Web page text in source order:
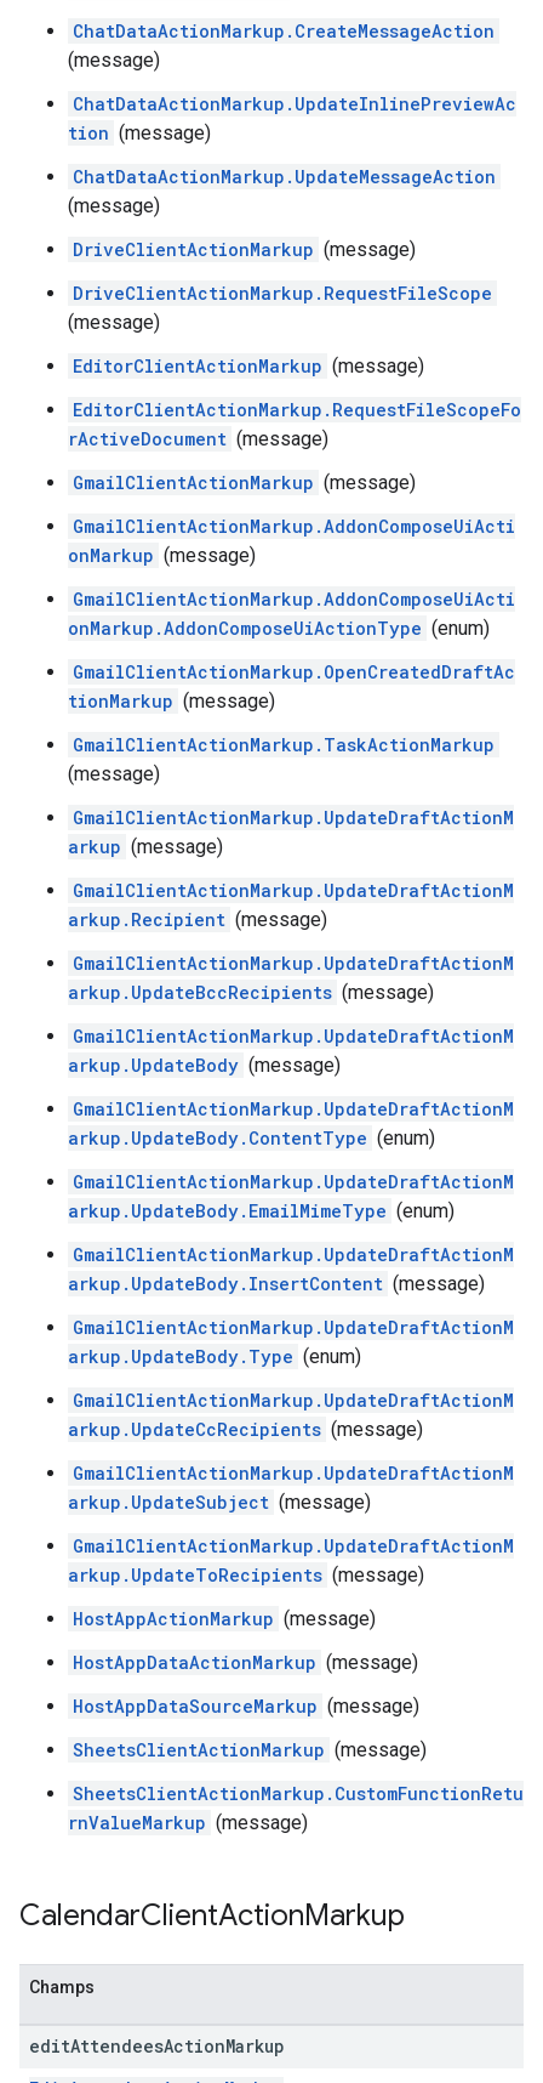
ChatDataActionMarkup.CreateMessageAction
(message)
ChatDataActionMarkup.UpdateInlinePreviewAc
tion (message)
ChatDataActionMarkup.UpdateMessageAction
(message)
DriveClientActionMarkup (message)
DriveClientActionMarkup.RequestFileScope
(message)
EditorClientActionMarkup (message)
EditorClientActionMarkup.RequestFileScopeFo
rActiveDocument (message)
GmailClientActionMarkup (message)
GmailClientActionMarkup.AddonComposeUiActi
onMarkup (message)
GmailClientActionMarkup.AddonComposeUiActi
onMarkup.AddonComposeUiActionType (enum)
GmailClientActionMarkup.OpenCreatedDraftAc
tionMarkup (message)
GmailClientActionMarkup.TaskActionMarkup
(message)
GmailClientActionMarkup.UpdateDraftActionM
arkup (message)
GmailClientActionMarkup.UpdateDraftActionM
arkup.Recipient (message)
GmailClientActionMarkup.UpdateDraftActionM
arkup.UpdateBccRecipients (message)
GmailClientActionMarkup.UpdateDraftActionM
arkup.UpdateBody (message)
GmailClientActionMarkup.UpdateDraftActionM
arkup.UpdateBody.ContentType (enum)
GmailClientActionMarkup.UpdateDraftActionM
arkup.UpdateBody.EmailMimeType (enum)
GmailClientActionMarkup.UpdateDraftActionM
arkup.UpdateBody.InsertContent (message)
GmailClientActionMarkup.UpdateDraftActionM
arkup.UpdateBody.Type (enum)
GmailClientActionMarkup.UpdateDraftActionM
arkup.UpdateCcRecipients (message)
GmailClientActionMarkup.UpdateDraftActionM
arkup.UpdateSubject (message)
GmailClientActionMarkup.UpdateDraftActionM
arkup.UpdateToRecipients (message)
HostAppActionMarkup (message)
HostAppDataActionMarkup (message)
HostAppDataSourceMarkup (message)
SheetsClientActionMarkup (message)
SheetsClientActionMarkup.CustomFunctionRetu
rnValueMarkup (message)
CalendarClientActionMarkup
Champs
editAttendeesActionMarkup